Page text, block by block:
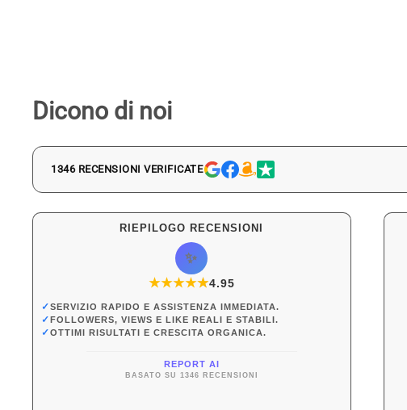
Dicono di noi
1346 RECENSIONI VERIFICATE
RIEPILOGO RECENSIONI
✨
★★★★★
★4.95
✓SERVIZIO RAPIDO E ASSISTENZA IMMEDIATA.
✓FOLLOWERS, VIEWS E LIKE REALI E STABILI.
✓OTTIMI RISULTATI E CRESCITA ORGANICA.
REPORT AI
BASATO SU 1346 RECENSIONI